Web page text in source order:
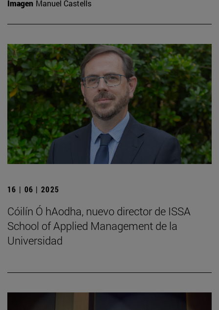
Imagen Manuel Castells
16 | 06 | 2025
Cóilín Ó hAodha, nuevo director de ISSA
School of Applied Management de la
Universidad